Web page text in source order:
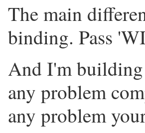
The main
binding. Pass
And I'm
any problem
any problem